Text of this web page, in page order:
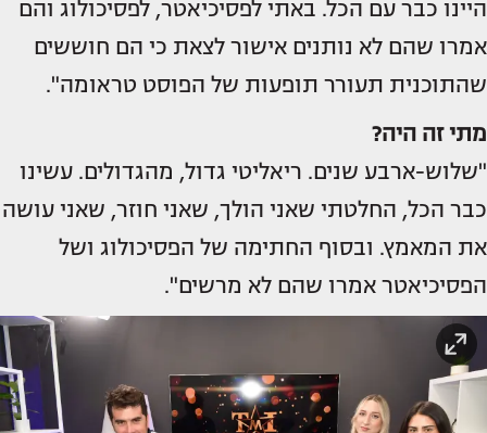
היינו כבר עם הכל. באתי לפסיכיאטר, לפסיכולוג והם
אמרו שהם לא נותנים אישור לצאת כי הם חוששים
שהתוכנית תעורר תופעות של הפוסט טראומה".
מתי זה היה?
"שלוש-ארבע שנים. ריאליטי גדול, מהגדולים. עשינו
כבר הכל, החלטתי שאני הולך, שאני חוזר, שאני עושה
את המאמץ. ובסוף החתימה של הפסיכולוג ושל
הפסיכיאטר אמרו שהם לא מרשים".